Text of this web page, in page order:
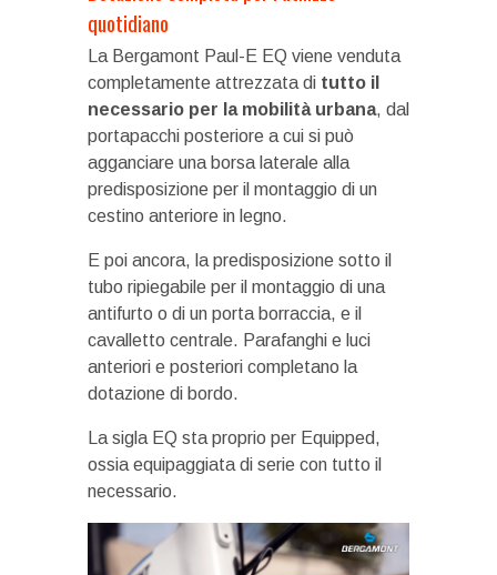
quotidiano
La Bergamont Paul-E EQ viene venduta
completamente attrezzata di tutto il
necessario per la mobilità urbana, dal
portapacchi posteriore a cui si può
agganciare una borsa laterale alla
predisposizione per il montaggio di un
cestino anteriore in legno.
E poi ancora, la predisposizione sotto il
tubo ripiegabile per il montaggio di una
antifurto o di un porta borraccia, e il
cavalletto centrale. Parafanghi e luci
anteriori e posteriori completano la
dotazione di bordo.
La sigla EQ sta proprio per Equipped,
ossia equipaggiata di serie con tutto il
necessario.